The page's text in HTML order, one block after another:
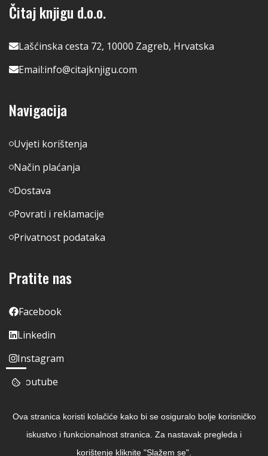
Čitaj knjigu d.o.o.
Lašćinska cesta 72, 10000 Zagreb, Hrvatska
Email:info@citajknjigu.com
Navigacija
Uvjeti korištenja
Način plaćanja
Dostava
Povrati i reklamacije
Privatnost podataka
Pratite nas
Facebook
Linkedin
Instagram
Youtube
Ova stranica koristi kolačiće kako bi se osiguralo bolje korisničko
iskustvo i funkcionalnost stranica. Za nastavak pregleda i
korištenje kliknite "Slažem se".